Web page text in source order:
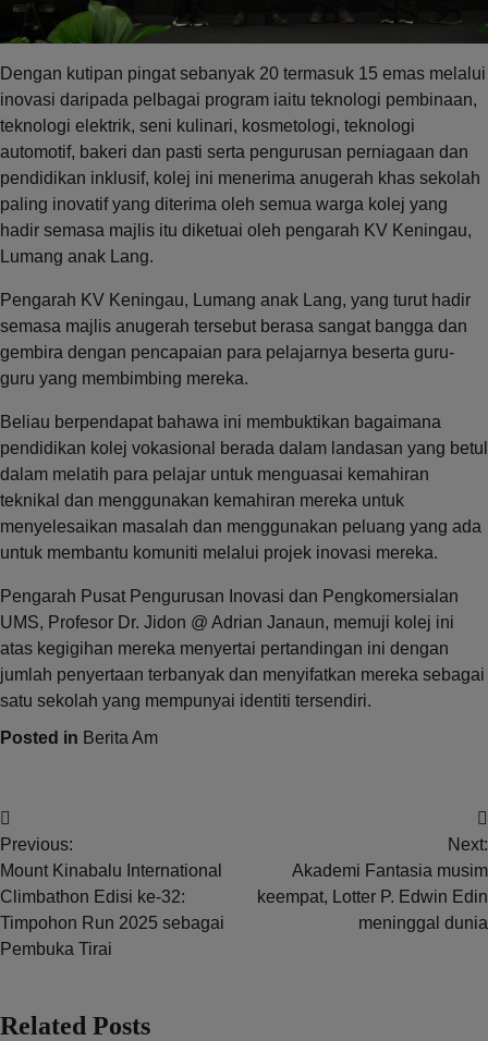
Dengan kutipan pingat sebanyak 20 termasuk 15 emas melalui
inovasi daripada pelbagai program iaitu teknologi pembinaan,
teknologi elektrik, seni kulinari, kosmetologi, teknologi
automotif, bakeri dan pasti serta pengurusan perniagaan dan
pendidikan inklusif, kolej ini menerima anugerah khas sekolah
paling inovatif yang diterima oleh semua warga kolej yang
hadir semasa majlis itu diketuai oleh pengarah KV Keningau,
Lumang anak Lang.
Pengarah KV Keningau, Lumang anak Lang, yang turut hadir
semasa majlis anugerah tersebut berasa sangat bangga dan
gembira dengan pencapaian para pelajarnya beserta guru-
guru yang membimbing mereka.
Beliau berpendapat bahawa ini membuktikan bagaimana
pendidikan kolej vokasional berada dalam landasan yang betul
dalam melatih para pelajar untuk menguasai kemahiran
teknikal dan menggunakan kemahiran mereka untuk
menyelesaikan masalah dan menggunakan peluang yang ada
untuk membantu komuniti melalui projek inovasi mereka.
Pengarah Pusat Pengurusan Inovasi dan Pengkomersialan
UMS, Profesor Dr. Jidon @ Adrian Janaun, memuji kolej ini
atas kegigihan mereka menyertai pertandingan ini dengan
jumlah penyertaan terbanyak dan menyifatkan mereka sebagai
satu sekolah yang mempunyai identiti tersendiri.
Posted in Berita Am
Post
navigation
Previous:
Mount Kinabalu International
Climbathon Edisi ke-32:
Timpohon Run 2025 sebagai
Pembuka Tirai
Next:
Akademi Fantasia musim
keempat, Lotter P. Edwin Edin
meninggal dunia
Related Posts